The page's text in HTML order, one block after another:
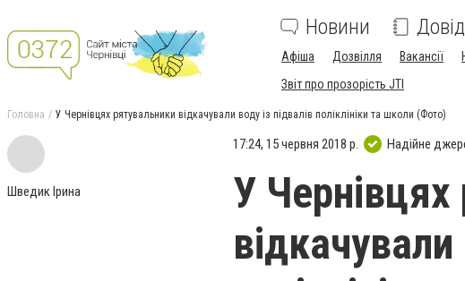
Новини
Афіша Дозвілля Вакансії
Звіт про прозорість JTI
Головна У Чернівцях рятувальники відкачували воду із підвалів поліклініки та школи (Фото)
Шведик Ірина
17:24, 15 червня 2018 р. Надійне
У Чернівцях
відкачували